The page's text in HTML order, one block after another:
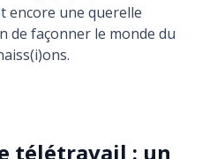
encore une querelle
de façonner le monde du
télétravail : un